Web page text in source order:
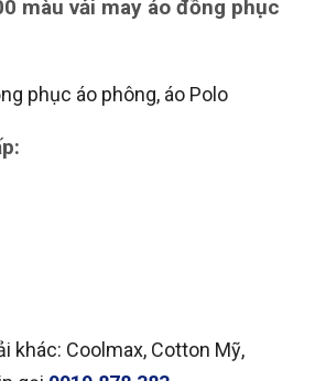
màu vải may áo đồng phục
khác: Coolmax, Cotton Mỹ,